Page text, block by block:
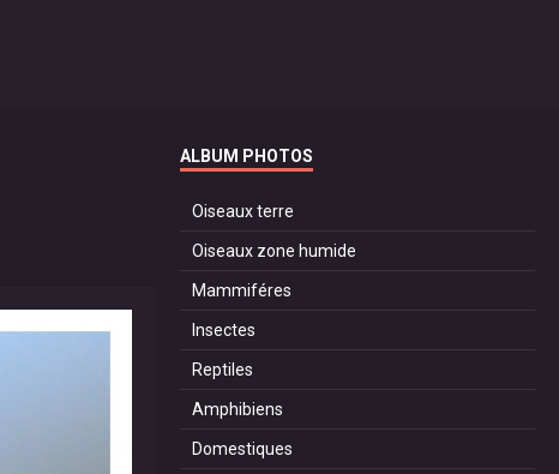
ALBUM PHOTOS
Oiseaux terre
Oiseaux zone humide
Mammiféres
Insectes
Reptiles
Amphibiens
Domestiques